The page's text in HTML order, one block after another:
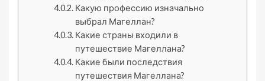
Какую профессию изначально
выбрал Магеллан?
Какие страны входили в
путешествие Магеллана?
Какие были последствия
путешествия Магеллана?